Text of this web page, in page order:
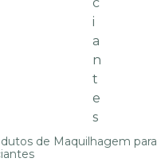
de Maquilhagem para